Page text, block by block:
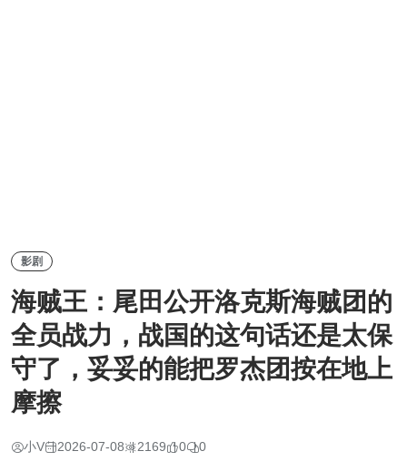
影剧
海贼王：尾田公开洛克斯海贼团的
全员战力，战国的这句话还是太保
守了，妥妥的能把罗杰团按在地上
摩擦
小V 2026-07-08 2169 0 0